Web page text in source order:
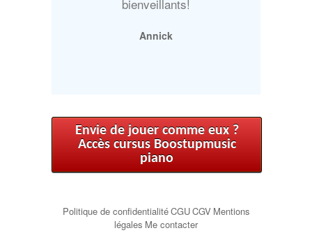
bienveillants!
Annick
Envie de jouer comme eux ?
Accès cursus Boostupmusic
piano
Politique de confidentialitéCGUCGV Mentions
légales Me contacter